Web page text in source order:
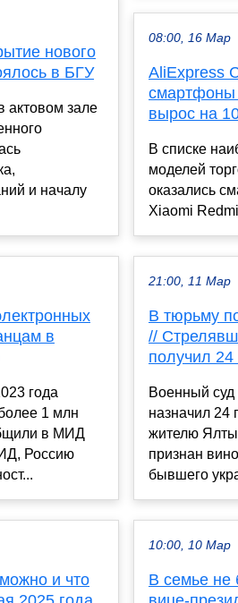
нового
в БГУ
актовом зале
и началу
в
года
1 млн
в МИД
Россию
и что
08:00, 16 Мар
AliExpress
смартфоны
вырос на
В списке
моделей
оказались
Xiaomi
21:00, 11 Мар
В тюрьму
//
получил 24
Военный суд
назначил 24
жителю
признан
бывшего
10:00, 10 Мар
В семье не